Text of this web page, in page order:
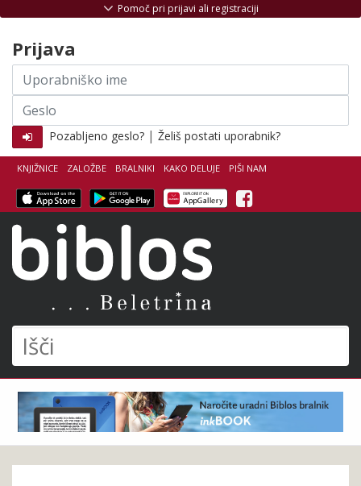
Išči
KNJIŽNICE ZALOŽBE BRALNIKI KAKO DELUJE PIŠI NAM
Facebook
Pomoč pri prijavi ali registraciji
Prijava
Uporabniško
ime
Geslo
Pozabljeno geslo? | Želiš postati uporabnik?
Zdenko